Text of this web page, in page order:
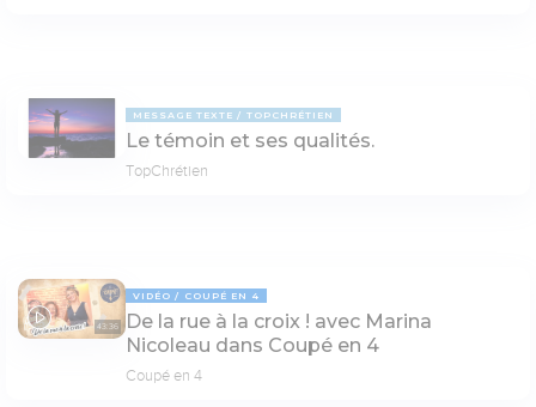
MESSAGE TEXTE TOPCHRÉTIEN
Le témoin et ses qualités.
TopChrétien
43:36
VIDÉO COUPÉ EN 4
De la rue à la croix ! avec Marina
Nicoleau dans Coupé en 4
Coupé en 4